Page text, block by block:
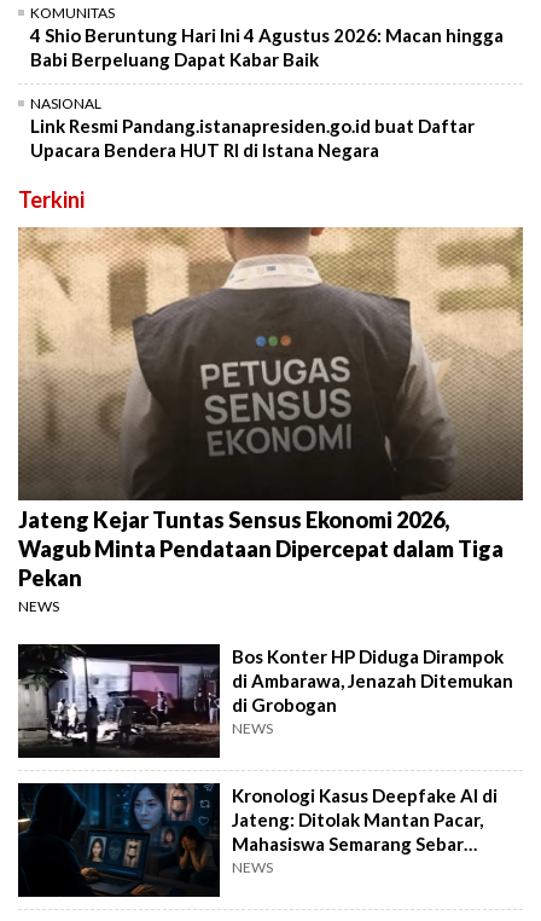
KOMUNITAS
4 Shio Beruntung Hari Ini 4 Agustus 2026: Macan hingga
Babi Berpeluang Dapat Kabar Baik
NASIONAL
Link Resmi Pandang.istanapresiden.go.id buat Daftar
Upacara Bendera HUT RI di Istana Negara
Terkini
Jateng Kejar Tuntas Sensus Ekonomi 2026,
Wagub Minta Pendataan Dipercepat dalam Tiga
Pekan
NEWS
Bos Konter HP Diduga Dirampok
di Ambarawa, Jenazah Ditemukan
di Grobogan
NEWS
Kronologi Kasus Deepfake AI di
Jateng: Ditolak Mantan Pacar,
Mahasiswa Semarang Sebar
Konten Porno
NEWS